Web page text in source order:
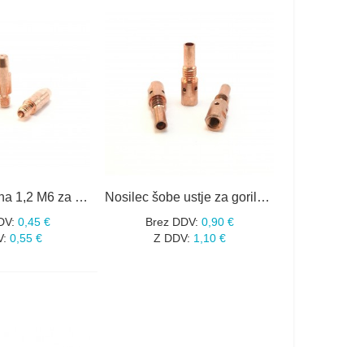
Šoba kontaktna 1,2 M6 za gorilnik MIG MB 25
0,45 €
0,55 €
Nosilec šobe ustje za gorilnik MIG MB 25
Brez DDV: 0,90 €
Z DDV: 1,10 €